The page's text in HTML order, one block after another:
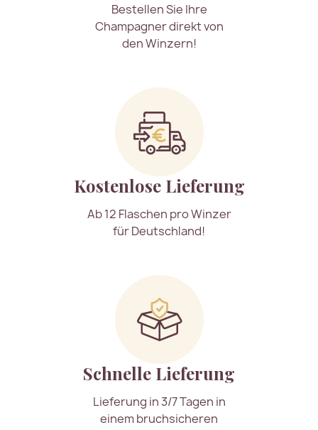
Bestellen Sie Ihre
Champagner direkt von
den Winzern!
Kostenlose Lieferung
Ab 12 Flaschen pro Winzer
für Deutschland!
Schnelle Lieferung
Lieferung in 3/7 Tagen in
einem bruchsicheren